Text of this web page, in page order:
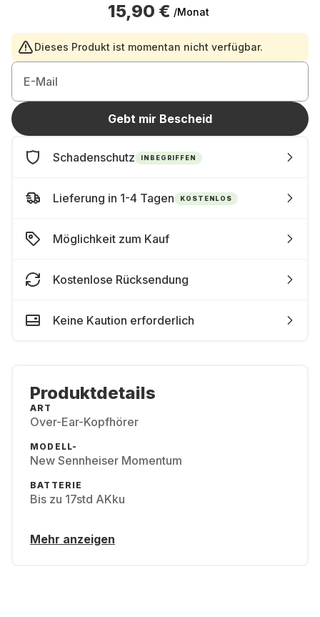
15,90 € /Monat
Dieses Produkt ist momentan nicht verfügbar.
E-Mail
Gebt mir Bescheid
Schadenschutz INBEGRIFFEN
Lieferung in 1-4 Tagen KOSTENLOS
Möglichkeit zum Kauf
Kostenlose Rücksendung
Keine Kaution erforderlich
Produktdetails
ART
Over-Ear-Kopfhörer
MODELL-
New Sennheiser Momentum
BATTERIE
Bis zu 17std AKku
Mehr anzeigen